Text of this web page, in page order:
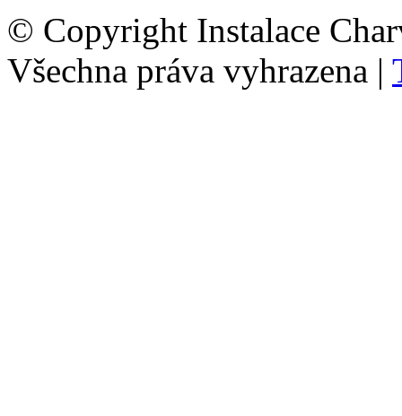
© Copyright Instalace
Všechna práva vyhrazena |